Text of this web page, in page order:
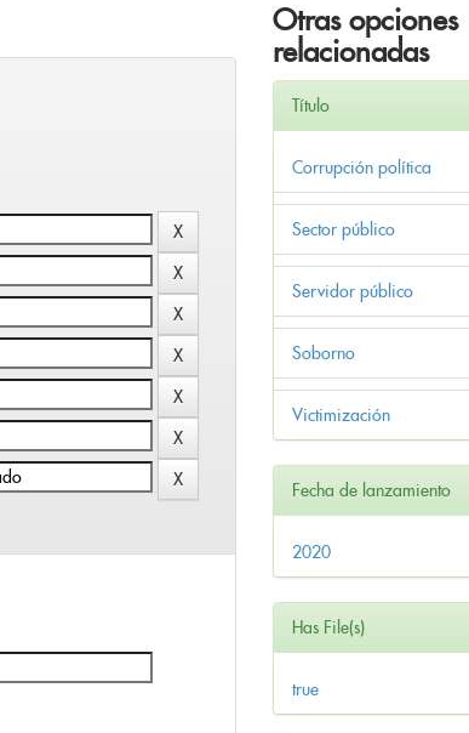
Otras opciones
relacionadas
Título
Corrupción política
Sector público
Servidor público
Soborno
Victimización
Fecha de lanzamiento
2020
Has File(s)
true